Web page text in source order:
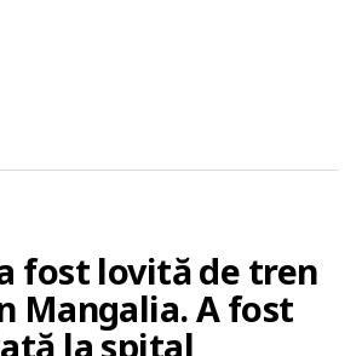
fost lovită de tren
Mangalia. A fost
la spital